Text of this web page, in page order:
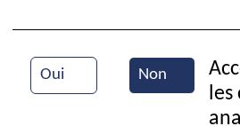
Entrainement
Oui Non
les